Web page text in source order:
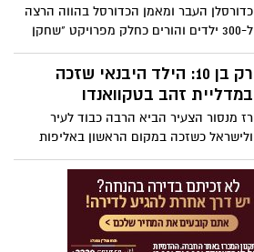
כדורסלן העבר ומאמן הכדורסל בהווה הרצה
ל-300 ילדים והורים כחלק מפרויקט "שחקן
אמיתי" שהחל ביבנה. קטש סיפר גם על
הקריירה המפוארת שעבר והוסיף: "תאהבו
את זה – ככה ההצלחה תגיע"
רק בן 10: הילד היבנאי שזכה
במדליית זהב בטקוואנדו
רז מנסור הצעיר הביא הרבה כבוד לעיר
ולישראל כשזכה במקום הראשון באליפות
אירופה הפתוחה בטקוואנדו שהתקיימה
בבולגריה עם למעלה מ-1,000 משתתפים